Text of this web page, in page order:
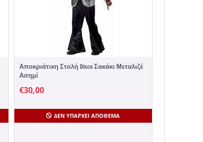
Αποκριάτικη Στολή Disco Σακάκι Μεταλιζέ
Ασημί
€30,00
ΔΕΝ ΥΠΆΡΧΕΙ ΑΠΌΘΕΜΑ